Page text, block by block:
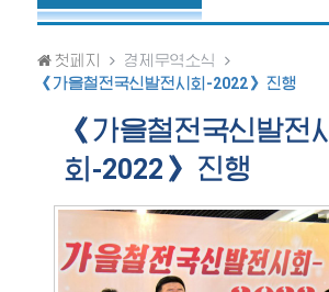
첫페지
경제무역소식
《가을철전국신발전시회-2022》 진행
《가을철전국신발전시
회-2022》 진행